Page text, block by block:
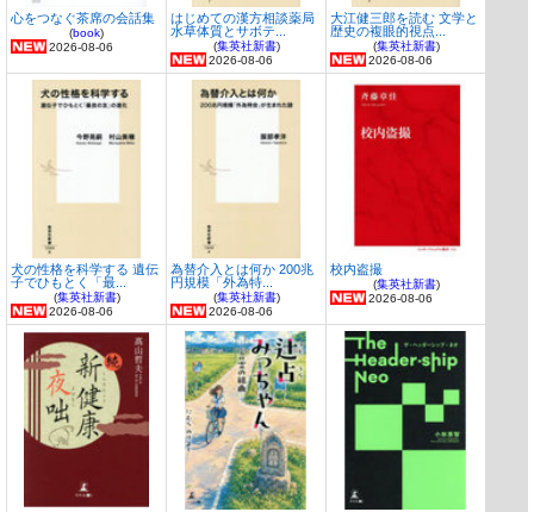
心をつなぐ茶席の会話集
(book)
2026-08-06
はじめての漢方相談薬局
水草体質とサボテ...
(集英社新書)
2026-08-06
大江健三郎を読む 文学と
歴史の複眼的視点...
(集英社新書)
2026-08-06
犬の性格を科学する 遺伝
子でひもとく「最...
(集英社新書)
2026-08-06
為替介入とは何か 200兆
円規模「外為特...
(集英社新書)
2026-08-06
校内盗撮
(集英社新書)
2026-08-06